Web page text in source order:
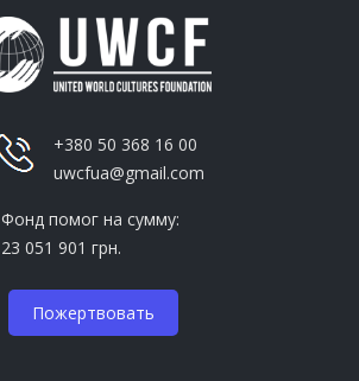
+380 50 368 16 00
uwcfua@gmail.com
Фонд помог на сумму:
23 051 901 грн.
Пожертвовать